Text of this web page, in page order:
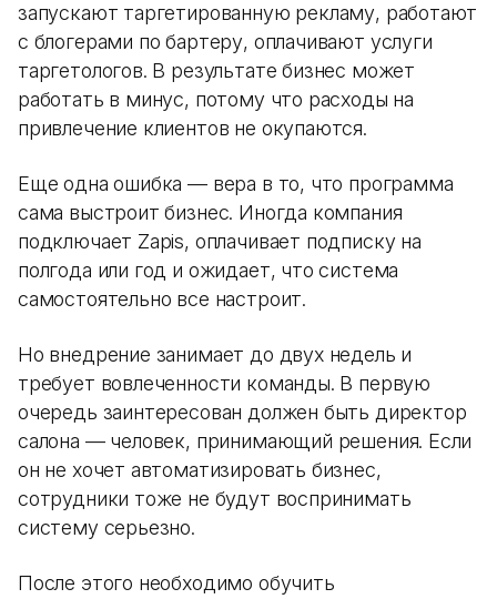
запускают таргетированную рекламу, работают
с блогерами по бартеру, оплачивают услуги
таргетологов. В результате бизнес может
работать в минус, потому что расходы на
привлечение клиентов не окупаются.
Еще одна ошибка — вера в то, что программа
сама выстроит бизнес. Иногда компания
подключает Zapis, оплачивает подписку на
полгода или год и ожидает, что система
самостоятельно все настроит.
Но внедрение занимает до двух недель и
требует вовлеченности команды. В первую
очередь заинтересован должен быть директор
салона — человек, принимающий решения. Если
он не хочет автоматизировать бизнес,
сотрудники тоже не будут воспринимать
систему серьезно.
После этого необходимо обучить